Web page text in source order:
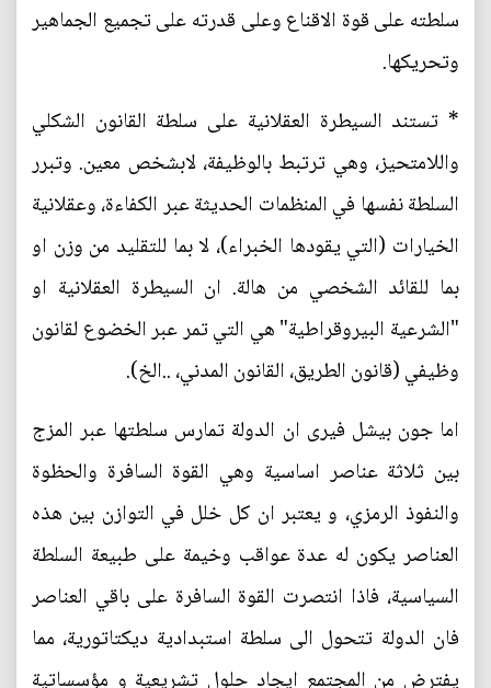
سلطته على قوة الاقناع وعلى قدرته على تجميع الجماهير
وتحريكها.
* تستند السيطرة العقلانية على سلطة القانون الشكلي
واللامتحيز، وهي ترتبط بالوظيفة، لابشخص معين. وتبرر
السلطة نفسها في المنظمات الحديثة عبر الكفاءة، وعقلانية
الخيارات (التي يقودها الخبراء)، لا بما للتقليد من وزن او
بما للقائد الشخصي من هالة. ان السيطرة العقلانية او
"الشرعية البيروقراطية" هي التي تمر عبر الخضوع لقانون
وظيفي (قانون الطريق، القانون المدني، ..الخ).
اما جون بيشل فيرى ان الدولة تمارس سلطتها عبر المزج
بين ثلاثة عناصر اساسية وهي القوة السافرة والحظوة
والنفوذ الرمزي، و يعتبر ان كل خلل في التوازن بين هذه
العناصر يكون له عدة عواقب وخيمة على طبيعة السلطة
السياسية، فاذا انتصرت القوة السافرة على باقي العناصر
فان الدولة تتحول الى سلطة استبدادية ديكتاتورية، مما